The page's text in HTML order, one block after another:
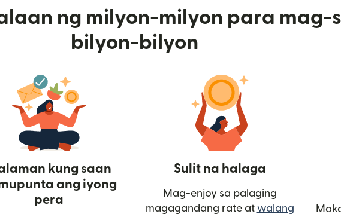
ng milyon-milyon para mag-
bilyon-bilyon
kung saan
ang iyong
pera
Sulit na halaga
Mag-enjoy sa palaging
magagandang rate at walang